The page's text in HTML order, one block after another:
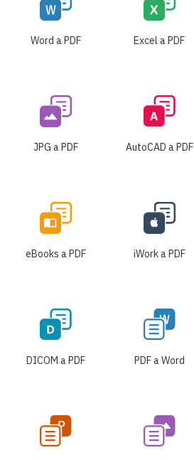
Word a PDF Excel a PDF
JPG a PDF AutoCAD a PDF
eBooks a PDF iWork a PDF
DICOM a PDF PDF a Word